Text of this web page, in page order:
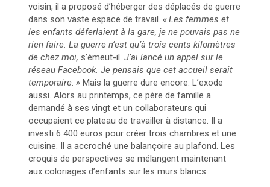
voisin, il a proposé d’héberger des déplacés de guerre
dans son vaste espace de travail. «Les femmes et
les enfants déferlaient à la gare, je ne pouvais pas ne
rien faire. La guerre n’est qu’à trois cents kilomètres
de chez moi, s’émeut-il. J’ai lancé un appel sur le
réseau Facebook. Je pensais que cet accueil serait
temporaire. » Mais la guerre dure encore. L’exode
aussi. Alors au printemps, ce père de famille a
demandé à ses vingt et un collaborateurs qui
occupaient ce plateau de travailler à distance. Il a
investi 6 400 euros pour créer trois chambres et une
cuisine. Il a accroché une balançoire au plafond. Les
croquis de perspectives se mélangent maintenant
aux coloriages d’enfants sur les murs blancs.